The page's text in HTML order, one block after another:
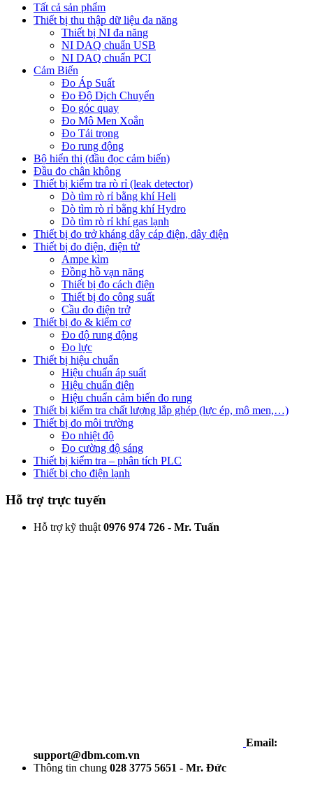
Tất cả sản phẩm
Thiết bị thu thập dữ liệu đa năng
Thiết bị NI đa năng
NI DAQ chuẩn USB
NI DAQ chuẩn PCI
Cảm Biến
Đo Áp Suất
Đo Độ Dịch Chuyển
Đo góc quay
Đo Mô Men Xoắn
Đo Tải trọng
Đo rung động
Bộ hiển thị (đầu đọc cảm biến)
Đầu đo chân không
Thiết bị kiểm tra rò rỉ (leak detector)
Dò tìm rò rỉ bằng khí Heli
Dò tìm rò rỉ bằng khí Hydro
Dò tìm rò rỉ khí gas lạnh
Thiết bị đo trở kháng dây cáp điện, dây điện
Thiết bị đo điện, điện tử
Ampe kìm
Đồng hồ vạn năng
Thiết bị đo cách điện
Thiết bị đo công suất
Cầu đo điện trở
Thiết bị đo & kiểm cơ
Đo độ rung động
Đo lực
Thiết bị hiệu chuẩn
Hiệu chuẩn áp suất
Hiệu chuẩn điện
Hiệu chuẩn cảm biến đo rung
Thiết bị kiểm tra chất lượng lắp ghép (lực ép, mô men,…)
Thiết bị đo môi trường
Đo nhiệt độ
Đo cường độ sáng
Thiết bị kiểm tra – phân tích PLC
Thiết bị cho điện lạnh
Hỗ trợ trực tuyến
Hỗ trợ kỹ thuật 0976 974 726 - Mr. Tuấn
Email:
support@dbm.com.vn
Thông tin chung 028 3775 5651 - Mr. Đức